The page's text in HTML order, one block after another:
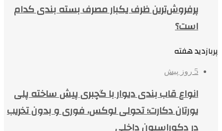
پرفروش‌ترین ظرف یکبار مصرف بسته بندی کدام
است؟
پربازدید هفته
5 روز پیش
انواع قاب بندی دیوار با گچبری پیش ساخته پلی
یورتان دکارت؛ تحولی لوکس، فوری و بدون تخریب
در دکوراسیون داخلی